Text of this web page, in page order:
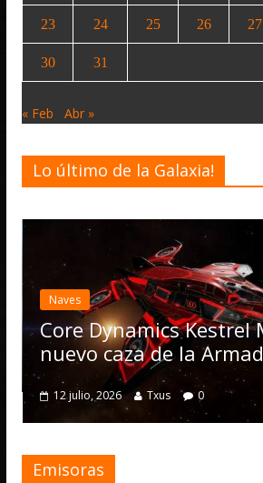
23 24 25 26 27
30 31
« Feb Abr »
Lo último de la Galaxia!
Kestrel Mk II: El
caza de la Armada Federal
2026 Txus 0
Emisoras